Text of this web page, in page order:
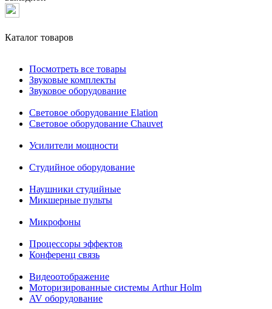
Каталог товаров
Посмотреть все товары
Звуковые комплекты
Звуковое оборудование
Световое оборудование Elation
Cветовое оборудование Chauvet
Усилители мощности
Студийное оборудование
Наушники студийные
Микшерные пульты
Микрофоны
Процессоры эффектов
Конференц связь
Видеоотображение
Моторизированные системы Arthur Holm
AV оборудование